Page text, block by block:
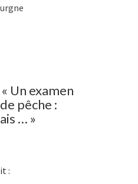
Un examen
pêche :
… »
: